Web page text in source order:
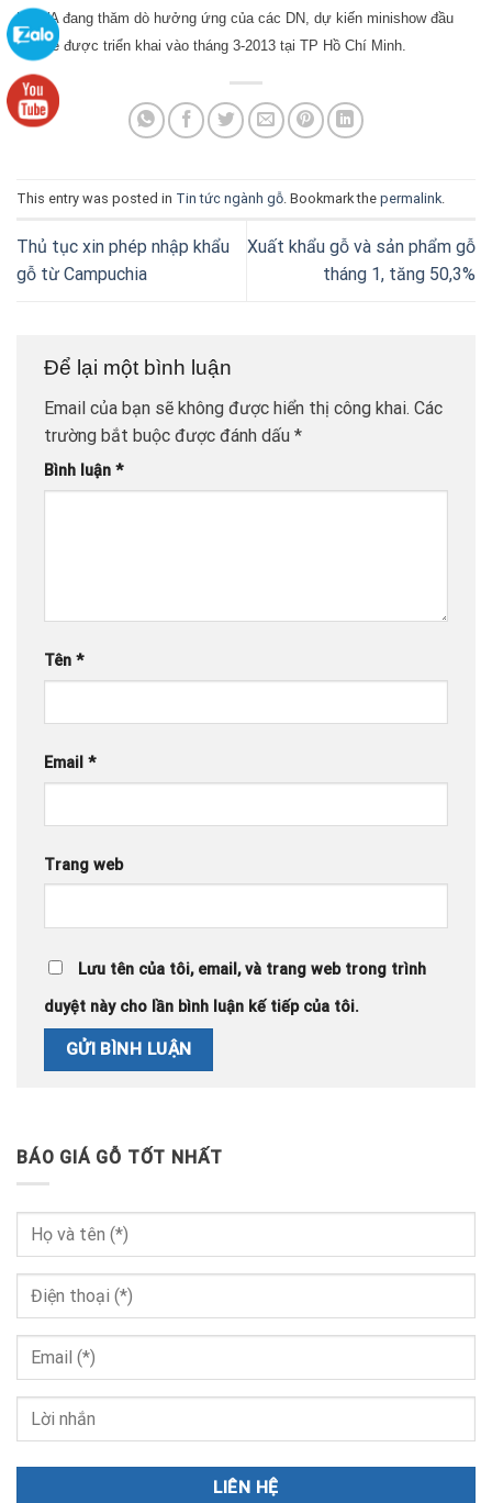
HAWA đang thăm dò hưởng ứng của các DN, dự kiến minishow đầu
tiên sẽ được triển khai vào tháng 3-2013 tại TP Hồ Chí Minh.
This entry was posted in Tin tức ngành gỗ . Bookmark the permalink
Thủ tục xin phép nhập khẩu
gỗ từ Campuchia
Xuất khẩu gỗ và sản phẩm gỗ
tháng 1, tăng 50,3%
Để lại một bình luận
Email của bạn sẽ không được hiển thị công khai. Các
trường bắt buộc được đánh dấu *
Bình luận *
Tên *
Email *
Trang web
Lưu tên của tôi, email, và trang web trong trình
duyệt này cho lần bình luận kế tiếp của tôi.
BÁO GIÁ GỖ TỐT NHẤT